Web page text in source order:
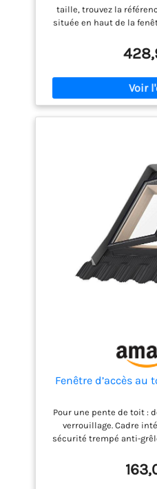
taille, trouvez la
située en haut de la
codes de référence:
MK04, GPU MK04, GGL
M04 Une solution à la
la chaleur et l'effet
du jour et maintient la
solaire et télécommande.
Fenêtre d’accès au
Pour une pente de toit :
verrouillage. Cadre
sécurité trempé anti-